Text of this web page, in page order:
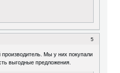
5
Мы у них покупали
выгодные предложения.